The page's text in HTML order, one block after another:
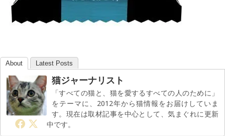
About Latest Posts
猫ジャーナリスト
「すべての猫と、猫を愛するすべての人のために」
をテーマに、2012年から猫情報をお届けしていま
す。現在は取材記事を中心として、気まぐれに更新
中です。